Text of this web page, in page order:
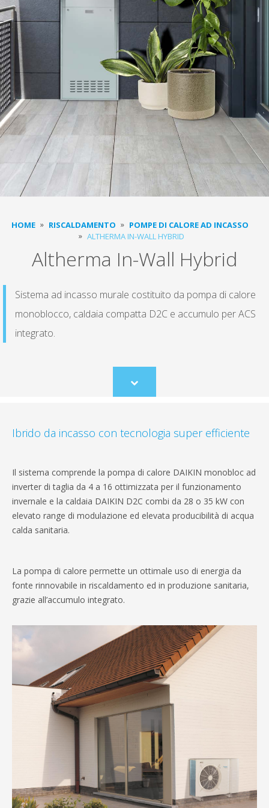
HOME RISCALDAMENTO
POMPE DI CALORE AD INCASSO
ALTHERMA IN-WALL HYBRID
Altherma In-Wall Hybrid
Sistema ad incasso murale costituito da pompa di calore
monoblocco, caldaia compatta D2C e accumulo per ACS
integrato.
Scroll
to
Ibrido da incasso con tecnologia super efficiente
Il sistema comprende la pompa di calore DAIKIN monobloc ad
inverter di taglia da 4 a 16 ottimizzata per il funzionamento
invernale e la caldaia DAIKIN D2C combi da 28 o 35 kW con
elevato range di modulazione ed elevata producibilità di acqua
calda sanitaria.
La pompa di calore permette un ottimale uso di energia da
fonte rinnovabile in riscaldamento ed in produzione sanitaria,
grazie all’accumulo integrato.